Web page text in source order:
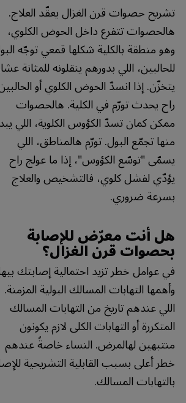
تشريح حصوات قرن الغزال يعقّد العلاج.
هالحصوات تتفرع داخل الحوض الكلوي،
وهو منطقة بالكلية شكلها قمعي توجّه
للحالبين، اللي بدورهم ينقلونه للمثانة
يتخزّن. إذا انسدّ الحوض الكلوي أو
راح يحدث تورّم في الكلية. هالحصوات
ممكن كمان تسدّ الكؤوس الكلوية، اللي
منها تجمّع البول. تورّم هالمناطق، اللي
يسمّى "توسّع الكؤوس"، إذا ما عولج راح
يؤدّي لفشل كلوي، فالتشخيص والعلاج
بسرعة ضروري.
هل أنت معرّض للإصابة
بحصوات قرن الغزال؟
في عوامل خطر تزيد احتمالية إصابتك
وأهمها التهابات المسالك البولية المزمنة.
اللي عندهم تاريخ من التهابات المسالك
المتكررة أو التهابات الكلى لازم يكونون
منتبهين لهالمرض. النساء خاصةً عندهم
خطر أعلى بسبب القابلية التشريحية
بالتهابات المسالك.